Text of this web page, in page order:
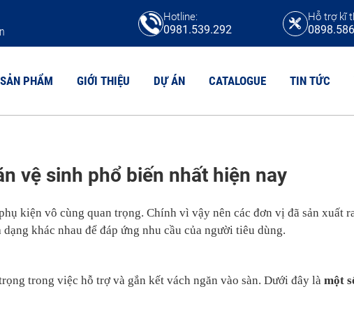
Hotline:
0981.539.292
Hỗ trợ kĩ
SẢN PHẨM
NGĂN VỆ SINH HPL
VÁCH NGĂN VỆ SINH COMPACT CDF
NGĂN VỆ SINH MFC
NGĂN VỆ SINH COMPACT MAICA
TẤM COMPACT
Tấm compact HPL
Tấm compact CDF
Tấm chịu axit
GIỚI THIỆU DỰ ÁN CATALOGUE TIN TỨC
vệ sinh phổ biến nhất hiện nay
kiện vô cùng quan trọng. Chính vì vậy nên các đơn vị đã sản xuất
khác nhau để đáp ứng nhu cầu của người tiêu dùng.
trong việc hỗ trợ và gắn kết vách ngăn vào sàn. Dưới đây là một